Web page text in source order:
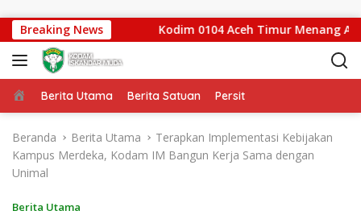
Breaking News
Tenggara Kodim 0104 Aceh Timur Menang Adu
Beranda
Berita Utama Berita Satuan Persit
Beranda Berita Utama
Terapkan Implementasi Kebijakan
Kampus Merdeka, Kodam IM Bangun Kerja Sama dengan
Unimal
Berita Utama